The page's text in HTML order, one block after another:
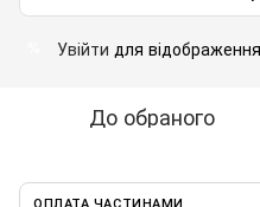
Увійти для
До обраного
ОПЛАТА ЧАСТИНАМИ